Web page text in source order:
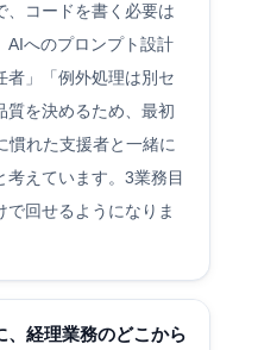
、コードを書く必要は
AIへのプロンプト設計
者」「例外処理は別セ
質を決めるため、最初
慣れた支援者と一緒に
えています。3業務目
で回せるようになりま
、経理業務のどこから